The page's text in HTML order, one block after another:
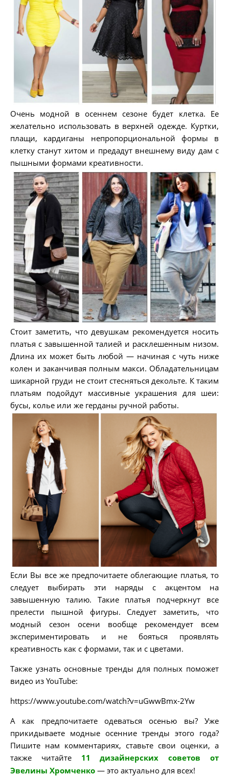
Очень модной в осеннем сезоне будет клетка. Ее
желательно использовать в верхней одежде. Куртки,
плащи, кардиганы непропорциональной формы в
клетку станут хитом и предадут внешнему виду дам с
пышными формами креативности.
Стоит заметить, что девушкам рекомендуется носить
платья с завышенной талией и расклешенным низом.
Длина их может быть любой — начиная с чуть ниже
колен и заканчивая полным макси. Обладательницам
шикарной груди не стоит стесняться декольте. К таким
платьям подойдут массивные украшения для шеи:
бусы, колье или же герданы ручной работы.
Если Вы все же предпочитаете облегающие платья, то
следует выбирать эти наряды с акцентом на
завышенную талию. Такие платья подчеркнут все
прелести пышной фигуры. Следует заметить, что
модный сезон осени вообще рекомендует всем
экспериментировать и не бояться проявлять
креативность как с формами, так и с цветами.
Также узнать основные тренды для полных поможет
видео из YouTube:
https://www.youtube.com/watch?v=uGwwBmx-2Yw
А как предпочитаете одеваться осенью вы? Уже
прикидываете модные осенние тренды этого года?
Пишите нам комментариях, ставьте свои оценки, а
также читайте
11 дизайнерских советов от
Эвелины Хромченко — это актуально для всех!